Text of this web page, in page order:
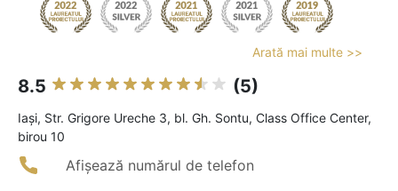
Arată mai multe >>
8.5 (5)
Iaşi, Str. Grigore Ureche 3, bl. Gh. Sontu, Class Office Center,
birou 10
Afișează numărul de telefon